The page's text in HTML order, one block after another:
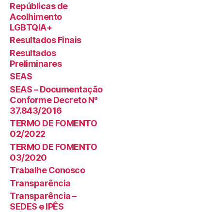
Repúblicas de
Acolhimento
LGBTQIA+
Resultados Finais
Resultados
Preliminares
SEAS
SEAS – Documentação
Conforme Decreto Nº
37.843/2016
TERMO DE FOMENTO
02/2022
TERMO DE FOMENTO
03/2020
Trabalhe Conosco
Transparência
Transparência –
SEDES e IPÊS